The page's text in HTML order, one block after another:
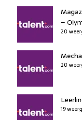
–
20
20
19